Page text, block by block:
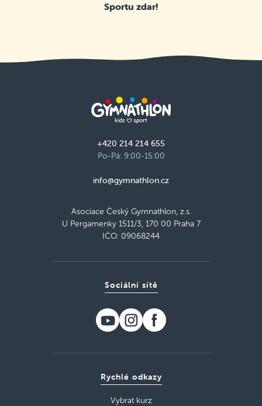
Sportu zdar!
+420 214 214 655
Po-Pá: 9:00-15:00
info@gymnathlon.cz
Asociace Český Gymnathlon, z.s.
U Pergamenky 1511/3, 170 00 Praha 7
IČO: 09068244
Rychlé odkazy
Vybrat kurz
Sociální sítě